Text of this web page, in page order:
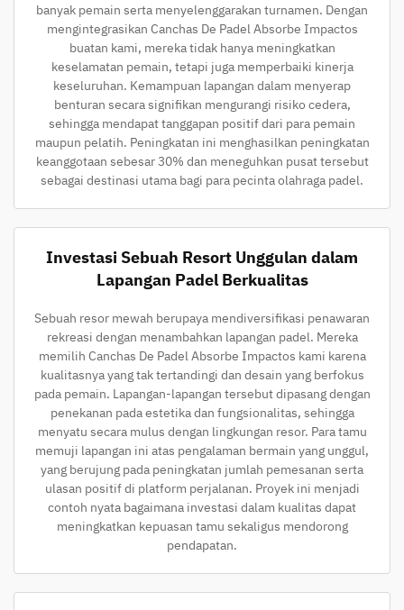
banyak pemain serta menyelenggarakan turnamen. Dengan
mengintegrasikan Canchas De Padel Absorbe Impactos
buatan kami, mereka tidak hanya meningkatkan
keselamatan pemain, tetapi juga memperbaiki kinerja
keseluruhan. Kemampuan lapangan dalam menyerap
benturan secara signifikan mengurangi risiko cedera,
sehingga mendapat tanggapan positif dari para pemain
maupun pelatih. Peningkatan ini menghasilkan peningkatan
keanggotaan sebesar 30% dan meneguhkan pusat tersebut
sebagai destinasi utama bagi para pecinta olahraga padel.
Investasi Sebuah Resort Unggulan dalam
Lapangan Padel Berkualitas
Sebuah resor mewah berupaya mendiversifikasi penawaran
rekreasi dengan menambahkan lapangan padel. Mereka
memilih Canchas De Padel Absorbe Impactos kami karena
kualitasnya yang tak tertandingi dan desain yang berfokus
pada pemain. Lapangan-lapangan tersebut dipasang dengan
penekanan pada estetika dan fungsionalitas, sehingga
menyatu secara mulus dengan lingkungan resor. Para tamu
memuji lapangan ini atas pengalaman bermain yang unggul,
yang berujung pada peningkatan jumlah pemesanan serta
ulasan positif di platform perjalanan. Proyek ini menjadi
contoh nyata bagaimana investasi dalam kualitas dapat
meningkatkan kepuasan tamu sekaligus mendorong
pendapatan.